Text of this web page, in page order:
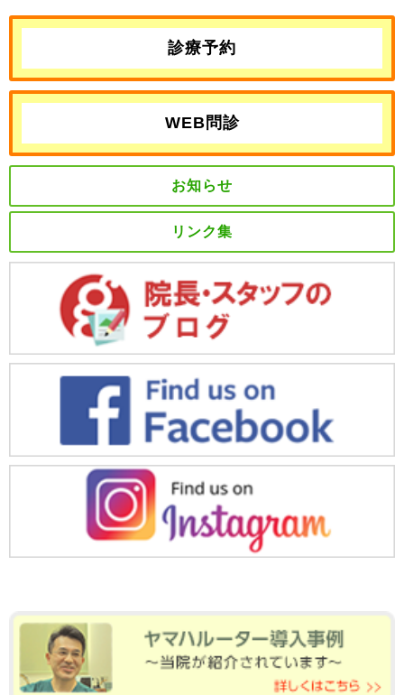
診療予約
WEB問診
お知らせ
リンク集